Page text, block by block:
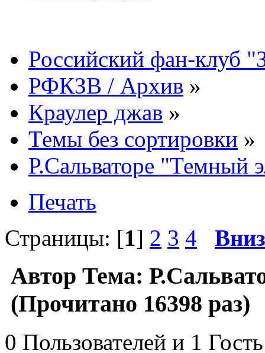
Российский фан-клуб
РФКЗВ / Архив »
Краулер джав »
Темы без сортировки »
Р.Сальваторе "Темный
Печать
Страницы: [1] 2 3 4 Вниз
Автор Тема:
(Прочитано 16398 раз)
0 Пользователей и 1